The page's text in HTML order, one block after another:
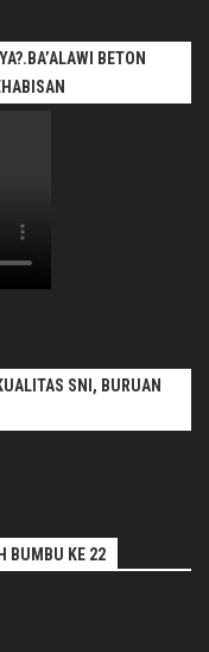
BETON
SNI, BURUAN
BUMBU KE 22